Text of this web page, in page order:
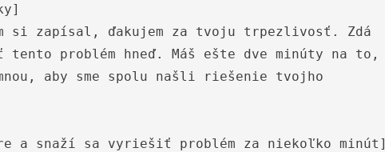
si zapísal, ďakujem za tvoju trpezlivosť. Zdá
problém hneď. Máš ešte dve minúty na to,
aby sme spolu našli riešenie tvojho
a snaží sa vyriešiť problém za niekoľko minút]